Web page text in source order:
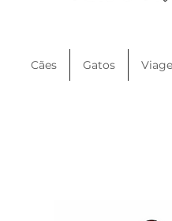
Cães Gatos